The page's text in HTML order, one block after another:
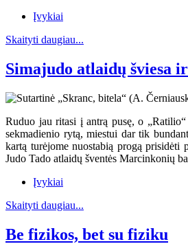
Įvykiai
Skaityti daugiau...
Simajudo atlaidų šviesa
Ruduo jau ritasi į antrą pusę, o
sekmadienio rytą, miestui dar tik
kartą turėjome nuostabią progą prisidėti
Judo Tado atlaidų šventės Marcinkonių
Įvykiai
Skaityti daugiau...
Be fizikos, bet su fiziku